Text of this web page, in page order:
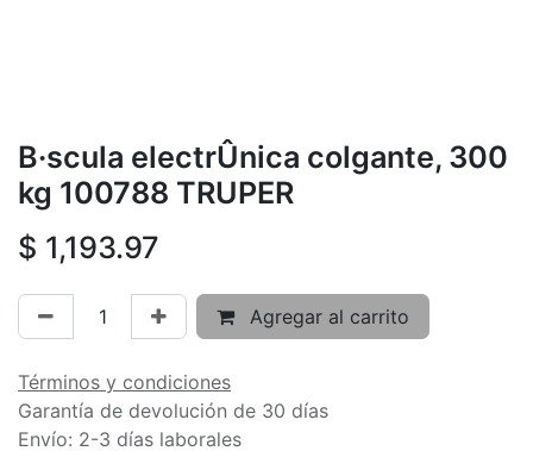
B·scula electrÛnica colgante, 300
kg 100788 TRUPER
$ 1,193.97
Agregar al carrito
Términos y condiciones
Garantía de devolución de 30 días
Envío: 2-3 días laborales